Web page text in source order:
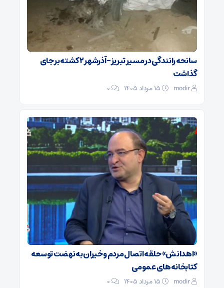
سانحه رانندگی در مسیر تبریز- آذرشهر ۲ کشته بر جای
گذاشت
modir
0
«اهدانش» حلقه اتصال مردم و خیران به نهضت توسعه
کتابخانه‌های عمومی
modir
0